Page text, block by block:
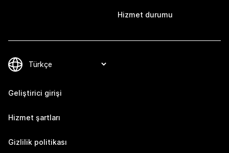
Hizmet durumu
Geliştirici girişi
Hizmet şartları
Gizlilik politikası